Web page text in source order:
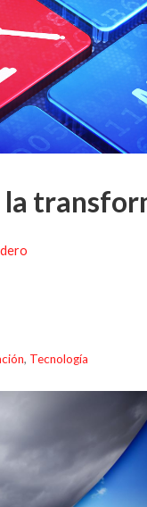
, Tecnología